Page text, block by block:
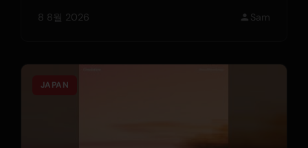
8 8월 2026 Sam
JAPAN